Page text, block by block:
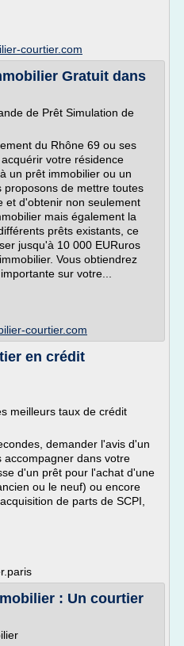
courtier.com
Gratuit dans
de Prêt Simulation de
du Rhône 69 ou ses
votre résidence
un prêt immobilier ou un
proposons de mettre toutes
et d'obtenir non seulement
mais également la
prêts existants, ce
jusqu'à 10 000 EURuros
Vous obtiendrez
sur votre...
courtier.com
en crédit
meilleurs taux de crédit
demander l'avis d'un
dans votre
d'un prêt pour l'achat d'une
ou le neuf) ou encore
de parts de SCPI,
: Un courtier